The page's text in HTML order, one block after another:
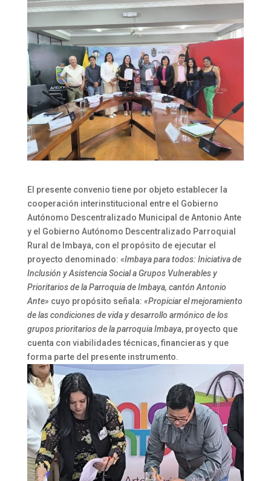
El presente convenio tiene por objeto establecer la
cooperación interinstitucional entre el Gobierno
Autónomo Descentralizado Municipal de Antonio Ante
y el Gobierno Autónomo Descentralizado Parroquial
Rural de Imbaya, con el propósito de ejecutar el
proyecto denominado: «Imbaya para todos: Iniciativa de
Inclusión y Asistencia Social a Grupos Vulnerables y
Prioritarios de la Parroquia de Imbaya, cantón Antonio
Ante» cuyo propósito señala: «Propiciar el mejoramiento
de las condiciones de vida y desarrollo armónico de los
grupos prioritarios de la parroquia Imbaya, proyecto que
cuenta con viabilidades técnicas, financieras y que
forma parte del presente instrumento.